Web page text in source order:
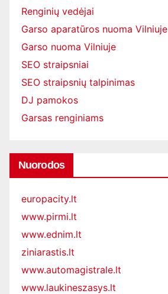
Renginių vedėjai
Garso aparatūros nuoma Vilniuje
Garso nuoma Vilniuje
SEO straipsniai
SEO straipsnių talpinimas
DJ pamokos
Garsas renginiams
Nuorodos
europacity.lt
www.pirmi.lt
www.ednim.lt
ziniarastis.lt
www.automagistrale.lt
www.laukineszasys.lt